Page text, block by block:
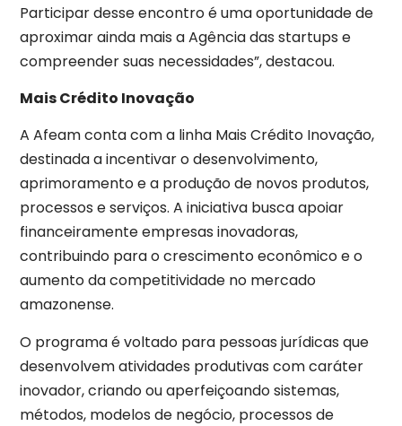
Participar desse encontro é uma oportunidade de
aproximar ainda mais a Agência das startups e
compreender suas necessidades”, destacou.
Mais Crédito Inovação
A Afeam conta com a linha Mais Crédito Inovação,
destinada a incentivar o desenvolvimento,
aprimoramento e a produção de novos produtos,
processos e serviços. A iniciativa busca apoiar
financeiramente empresas inovadoras,
contribuindo para o crescimento econômico e o
aumento da competitividade no mercado
amazonense.
O programa é voltado para pessoas jurídicas que
desenvolvem atividades produtivas com caráter
inovador, criando ou aperfeiçoando sistemas,
métodos, modelos de negócio, processos de